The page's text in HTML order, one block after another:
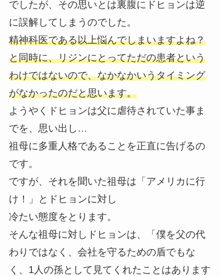
でしたが、その思いとは裏腹にドヒョンは逆
に誤解してしまうのでした。
精神科医である以上悩んでしまいますよね？
と同時に、リジンにとってただの患者という
わけではないので、なかなかいうタイミング
がなかったのだと思います。
ようやくドヒョンは父に虐待されていた事ま
でを、思い出し…
祖母に多重人格であることを正直に告げるの
です。
ですが、それを聞いた祖母は「アメリカに行
け！」とドヒョンに対し
冷たい態度をとります。
そんな祖母に対しドヒョンは、「僕を父の代
わりではなく、会社を守るための盾でもな
く、1人の孫として見てくれたことはあります